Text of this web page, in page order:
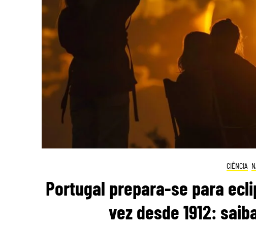
CIÊNCIA
Portugal prepara-se para
vez desde 1912: